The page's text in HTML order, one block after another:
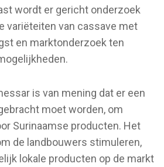
wordt er gericht onderzoek
variëteiten van cassave met
en marktonderzoek ten
is van mening dat er een
moet worden, om
Surinaamse producten. Het
de landbouwers stimuleren,
lokale producten op de markt